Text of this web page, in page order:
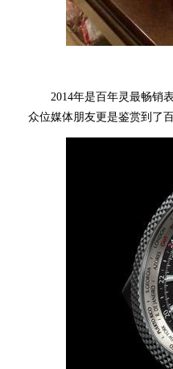
2014年是百年灵最畅销表
众位媒体朋友更是鉴赏到了